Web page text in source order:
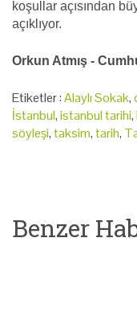
koşullar açısından
açıklıyor.
Orkun Atmış -
Etiketler :Alaylı Sokak,
İstanbul,istanbul tarihi,
söyleşi,taksim,tarih,
Benzer